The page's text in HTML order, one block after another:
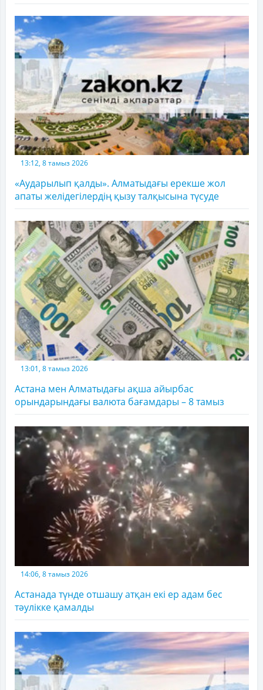
13:12, 8 тамыз 2026
«Аударылып қалды». Алматыдағы ерекше жол
апаты желідегілердің қызу талқысына түсуде
13:01, 8 тамыз 2026
Астана мен Алматыдағы ақша айырбас
орындарындағы валюта бағамдары – 8 тамыз
14:06, 8 тамыз 2026
Астанада түнде отшашу атқан екі ер адам бес
тәулікке қамалды